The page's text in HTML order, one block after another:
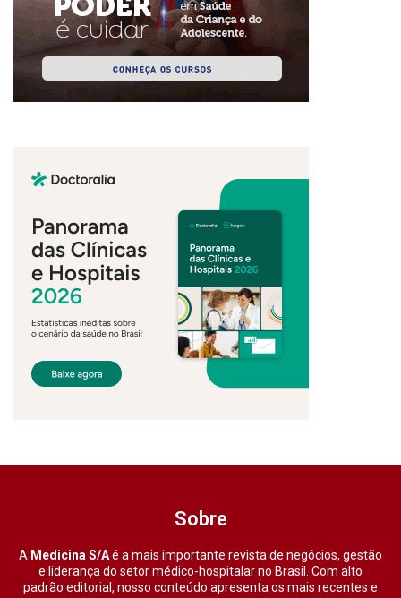
Sobre
A Medicina S/Aé a mais importante revista de negócios, gestão
e liderança do setor médico-hospitalar no Brasil. Com alto
padrão editorial, nosso conteúdo apresenta os mais recentes e